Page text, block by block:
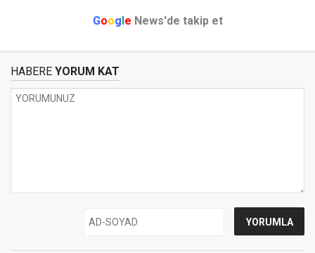
Google News'de takip et
HABERE YORUM KAT